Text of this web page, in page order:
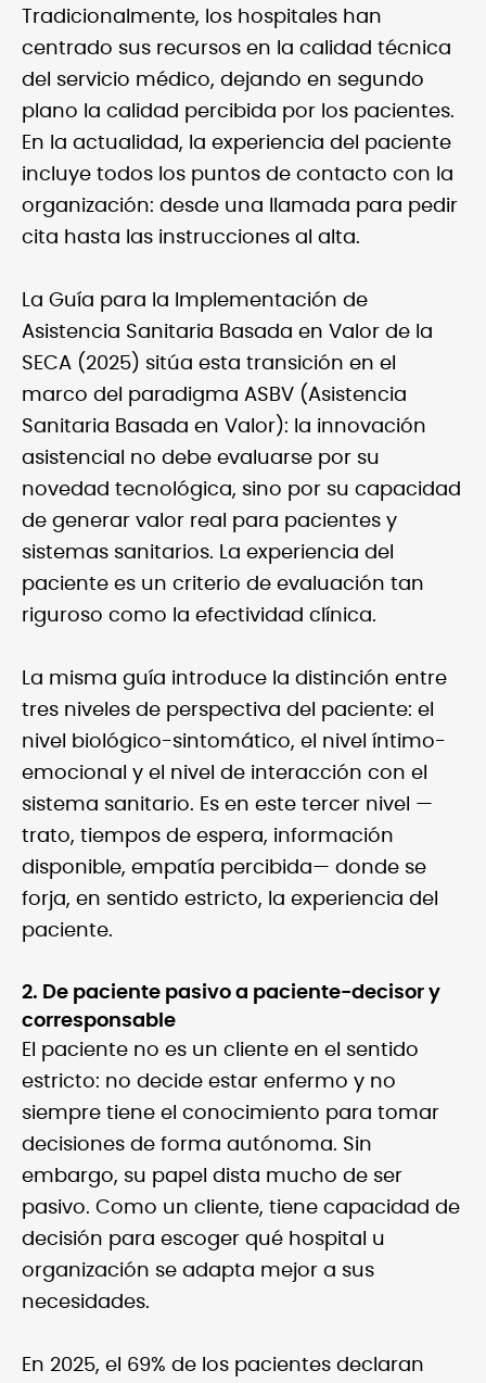
Tradicionalmente, los hospitales han
centrado sus recursos en la calidad técnica
del servicio médico, dejando en segundo
plano la calidad percibida por los pacientes.
En la actualidad, la experiencia del paciente
incluye todos los puntos de contacto con la
organización: desde una llamada para pedir
cita hasta las instrucciones al alta.
La Guía para la Implementación de
Asistencia Sanitaria Basada en Valor de la
SECA (2025) sitúa esta transición en el
marco del paradigma ASBV (Asistencia
Sanitaria Basada en Valor): la innovación
asistencial no debe evaluarse por su
novedad tecnológica, sino por su capacidad
de generar valor real para pacientes y
sistemas sanitarios. La experiencia del
paciente es un criterio de evaluación tan
riguroso como la efectividad clínica.
La misma guía introduce la distinción entre
tres niveles de perspectiva del paciente: el
nivel biológico-sintomático, el nivel íntimo-
emocional y el nivel de interacción con el
sistema sanitario. Es en este tercer nivel —
trato, tiempos de espera, información
disponible, empatía percibida— donde se
forja, en sentido estricto, la experiencia del
paciente.
2. De paciente pasivo a paciente-decisor y
corresponsable
El paciente no es un cliente en el sentido
estricto: no decide estar enfermo y no
siempre tiene el conocimiento para tomar
decisiones de forma autónoma. Sin
embargo, su papel dista mucho de ser
pasivo. Como un cliente, tiene capacidad de
decisión para escoger qué hospital u
organización se adapta mejor a sus
necesidades.
En 2025, el 69% de los pacientes declaran